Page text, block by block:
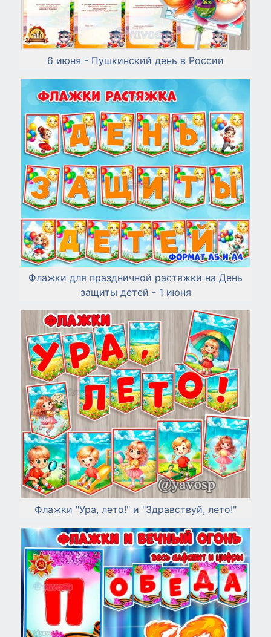
6 июня - Пушкинский день в России
Флажки для праздничной растяжки на День
защиты детей - 1 июня
Флажки "Ура, лето!" и "Здравствуй, лето!"